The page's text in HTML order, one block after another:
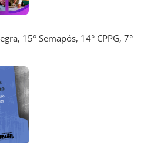
15° Semapós, 14° CPPG, 7°